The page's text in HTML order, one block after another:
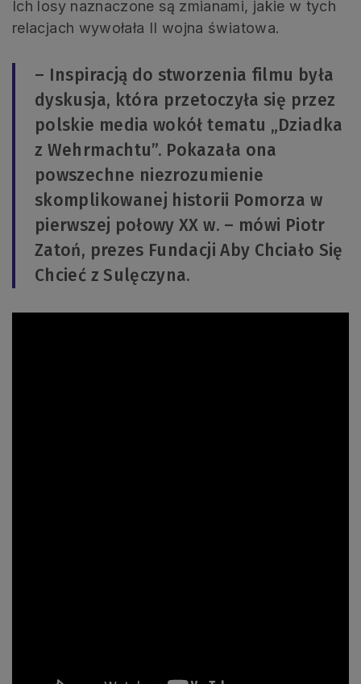
Ich losy naznaczone są zmianami, jakie w tych
relacjach wywołała II wojna światowa.
– Inspiracją do stworzenia filmu była
dyskusja, która przetoczyła się przez
polskie media wokół tematu „Dziadka
z Wehrmachtu”. Pokazała ona
powszechne niezrozumienie
skomplikowanej historii Pomorza w
pierwszej połowy XX w. – mówi Piotr
Zatoń, prezes Fundacji Aby Chciało Się
Chcieć z Sulęczyna.